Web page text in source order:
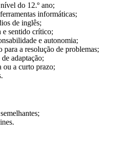
do 12.º ano;
informáticas;
de inglês;
e sentido crítico;
e autonomia;
para a resolução de problemas;
adaptação;
a curto prazo;